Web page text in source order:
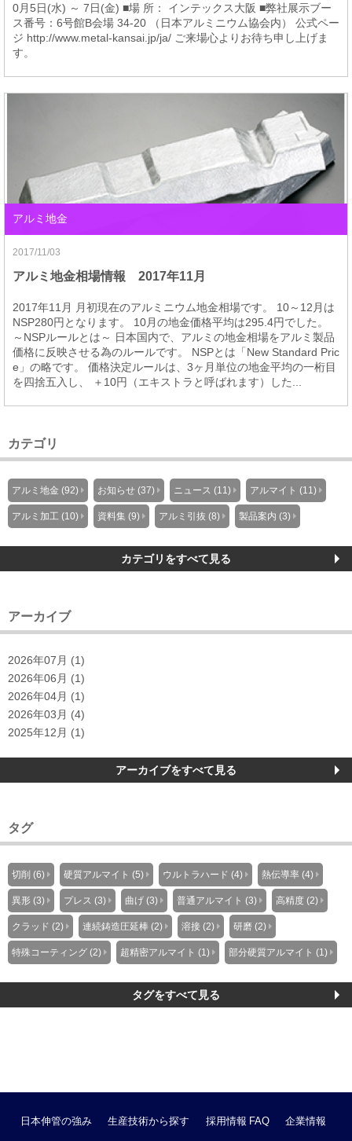
0月5日(水) ～ 7日(金) ■場 所： インテックス大阪 ■弊社展示ブー
ス番号：6号館B会場 34-20 （日本アルミニウム協会内） 公式ペー
ジ http://www.metal-kansai.jp/ja/ ご来場心よりお待ち申し上げま
す。
アルミ地金
2017/11/03
アルミ地金相場情報 2017年11月
2017年11月 月初現在のアルミニウム地金相場です。 10～12月は
NSP280円となります。 10月の地金価格平均は295.4円でした。
～NSPルールとは～ 日本国内で、アルミの地金相場をアルミ製品
価格に反映させる為のルールです。 NSPとは「New Standard Pric
e」の略です。 価格決定ルールは、3ヶ月単位の地金平均の一桁目
を四捨五入し、 ＋10円（エキストラと呼ばれます）した...
カテゴリ
アルミ地金 (92) お知らせ (37) ニュース (11) アルマイト (11)
アルミ加工 (10) 資料集 (9) アルミ引抜 (8) 製品案内 (3)
カテゴリをすべて見る
アーカイブ
2026年07月 (1)
2026年06月 (1)
2026年04月 (1)
2026年03月 (4)
2025年12月 (1)
アーカイブをすべて見る
タグ
切削 (6) 硬質アルマイト (5) ウルトラハード (4) 熱伝導率 (4)
異形 (3) プレス (3) 曲げ (3) 普通アルマイト (3) 高精度 (2)
クラッド (2) 連続鋳造圧延棒 (2) 溶接 (2) 研磨 (2)
特殊コーティング (2) 超精密アルマイト (1) 部分硬質アルマイト (1)
タグをすべて見る
日本伸管の強み 生産技術から探す 採用情報 FAQ 企業情報